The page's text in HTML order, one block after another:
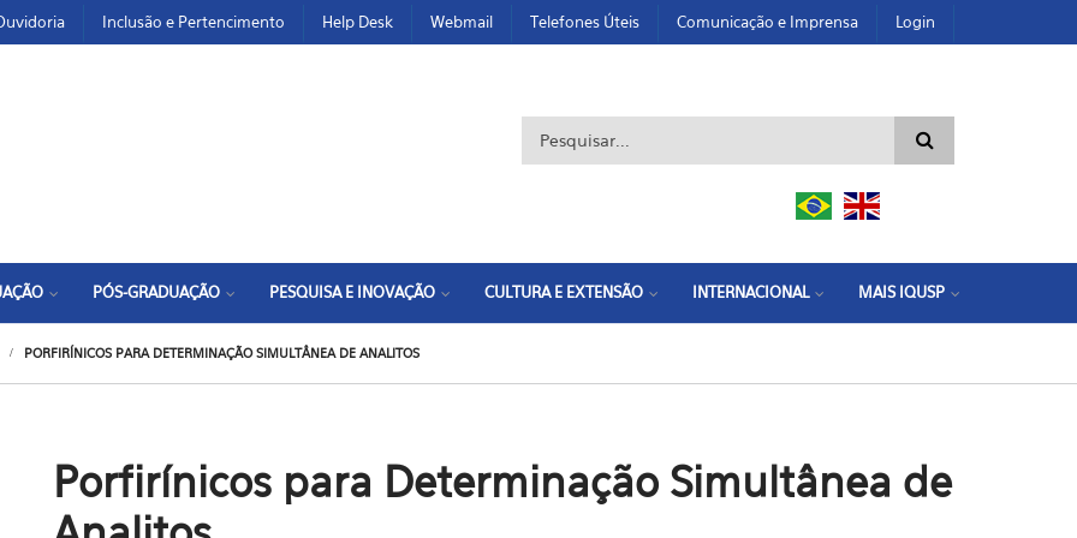
Inclusão e Pertencimento Help Desk Webmail Telefones Úteis Comunicação e Imprensa Login
Formulário de busca
PÓS-GRADUAÇÃO PESQUISA E INOVAÇÃO CULTURA E EXTENSÃO INTERNACIONAL MAIS IQUSP
PORFIRÍNICOS PARA DETERMINAÇÃO SIMULTÂNEA DE ANALITOS
Porfirínicos para Determinação Simultânea de